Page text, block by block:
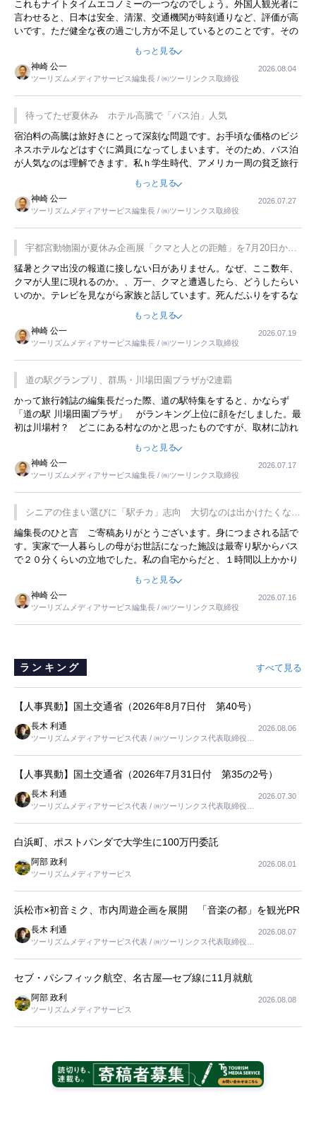
これもナイトタイムエコノミーの一つなのでしょう。外国人観光者に
言わせると、日本は安全、清潔、交通機関が時刻通りなど、評価が高
いです。ただ健全な夜の過ごし方が不足しているとのことです。その
ような意味で、金曜夜にこのようなイベントが行われれば、日本人に
限らず外国人にとっても楽しみが増えるでしょうね。
もっと見る
神崎 公一
ツーリズムメディアサービス編集長 / ㈱ツーリンクス取締役
2026.08.04
待ってたぜ夏休み ホテル高騰で「バス泊」人気
宿泊料の高騰は旅好きにとって深刻な問題です。お手頃な価格のビジ
ネスホテルなどはすぐに満員になってしまいます。そのため、バス泊
が人気なのは理解できます。私ｈ学生時代、アメリカ一周の貧乏旅行
をした時は、移動はグレイハウンドバスでした。夕方から夜の便を利
用してホテル代を浮かせていました。ただし、若いからできたことで
す。若い人が夜行バスで京都に行った、青森に行ったと聞くと、疲れ
が残らないのかなと思ってしまいます。
もっと見る
神崎 公一
ツーリズムメディアサービス編集長 / ㈱ツーリンクス取締役
2026.07.27
宇都宮動物園が夏休み企画展「クマと人との距離」を7月20日から
開催
猛暑とクマ出没の報道に接しない日がありません。なぜ、ここ数年、
クマが人里に現れるのか。、万一、クマと遭遇したら、どうしたらい
いのか。テレビを見ながら家族と話しています。死んだふりをするな
んてことは、冗談でもいえません。そんな中で、この企画展はタイム
もっと見る
神崎 公一
ツーリズムメディアサービス編集長 / ㈱ツーリンクス取締役
2026.07.19
道の駅グランプリ、群馬・川場田園プラザが2連覇
かって旅行雑誌の編集長だった際、道の駅特集をすると、かならず
「道の駅 川場田園プラザ」 がランキング上位に顔をだしました。最
初は川場村？ どこにある村なのかと思ったものですが、取材に訪れ
永井 彰一社長にインタビューしたら、興味深い話が次々が飛び出しま
した。プレゼンも巧みで、今でも思い出すことが２つあります。一つ
は、従業員に東京ディズニーランドを見学させ、サービス業、接客業
の何かを理解してもらっていることです。 もう一つは1800円もする
プレミアムヨーグルトを販売するにあたり、社内に懸念もあったそう
です。永井社長は、駐車場に都内ナンバーの高級外車が停まっている
ことに目をつけ、高級商品でも売れると確信したそうです。今回の記
事を懐かしく読みました。
もっと見る
神崎 公一
ツーリズムメディアサービス編集長 / ㈱ツーリンクス取締役
2026.07.17
シニアの住まい選びに「駅チカ」志向 大切なのは出かけたくなる
暮らし
編集長のひと言 ご寄稿ありがとうございます。身につまされる話で
す。実家で一人暮らしの母がお世話になった施設は最寄り駅からバス
で２０分くらいの立地でした。私の自宅からだと、１時間以上かかり
ました。母の住まいから近いという理由で、その施設を選択したので
すが、私と妹にとっては、半日仕事ででした。シニアの住まい選び
は、当人だけではなく、世話をする家族の足の便も考えない外池ない
と思いました。
もっと見る
神崎 公一
ツーリズムメディアサービス編集長 / ㈱ツーリンクス取締役
2026.07.16
ランキング すべて見る
【人事異動】国土交通省（2026年8月7日付 第40号）
長木 利通
ツーリズムメディアサービス代表 / ㈱ツーリンクス代表取締役社
2026.08.06
【人事異動】国土交通省（2026年7月31日付 第35の2号）
長木 利通
ツーリズムメディアサービス代表 / ㈱ツーリンクス代表取締役社
2026.07.30
白浜町、ポストパンダで大学生に100万円委託
阿部 政利
ツーリズムメディアサービス
2026.08.01
浜松市×初音ミク、市内周遊企画を展開 「音楽の都」を観光PR
長木 利通
ツーリズムメディアサービス代表 / ㈱ツーリンクス代表取締役社
2026.08.07
セブ・パシフィック航空、名古屋―セブ線に11月就航
阿部 政利
ツーリズムメディアサービス
2026.08.08